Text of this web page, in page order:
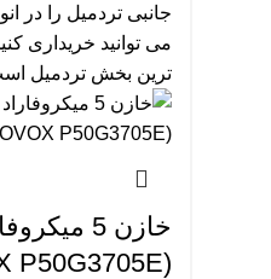
جانبی تردمیل را در
می توانید خریداری
ترین بخش تردمیل
(AEROVOX P50G3705E)